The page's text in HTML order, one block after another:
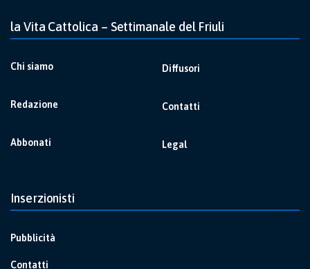
la Vita Cattolica – Settimanale del Friuli
Chi siamo
Redazione
Abbonati
Diffusori
Contatti
Legal
Inserzionisti
Pubblicità
Contatti